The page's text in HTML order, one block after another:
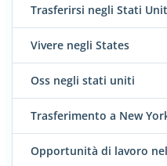
Trasferirsi negli Stati
Vivere negli States
Oss negli stati uniti
Trasferimento a New
Opportunità di lavoro